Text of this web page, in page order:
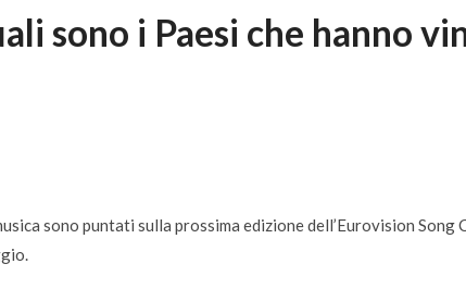
sono i Paesi che hanno
sono puntati sulla prossima edizione dell’Eurovision Song